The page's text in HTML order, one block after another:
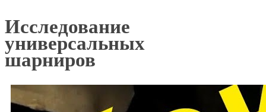
Исследование
универсальных
шарниров